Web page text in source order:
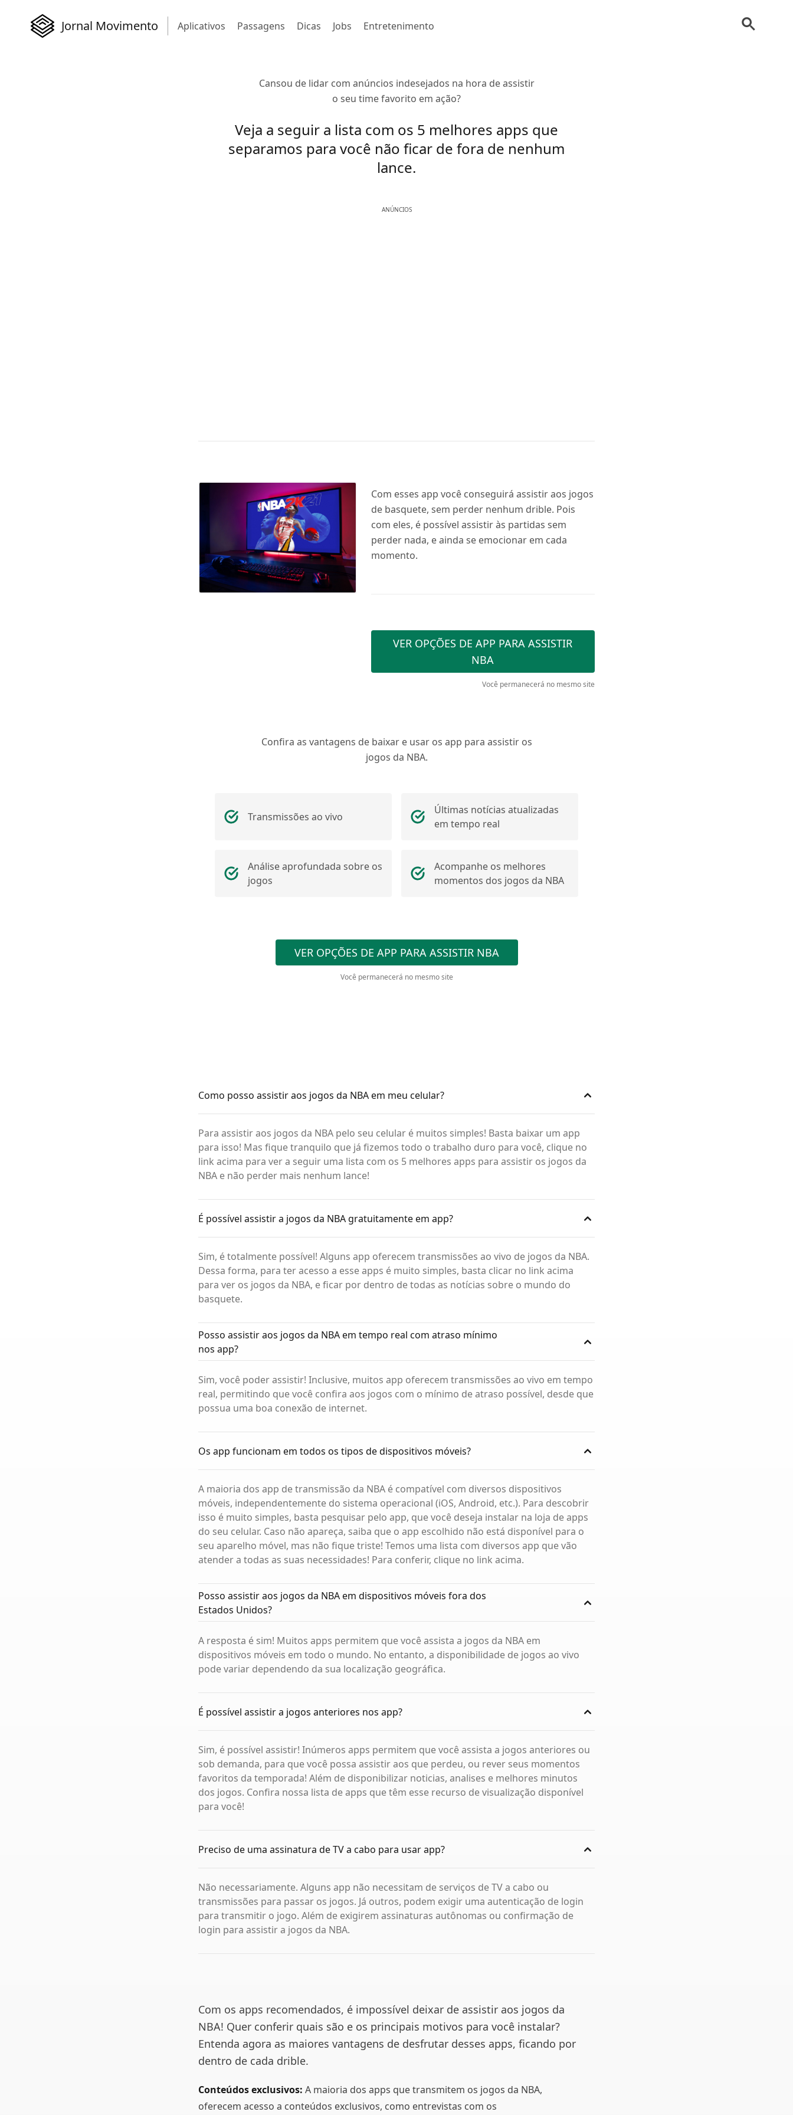
Jornal Movimento Aplicativos Passagens Dicas Jobs Entretenimento
Cansou de lidar com anúncios indesejados na hora de assistir
o seu time favorito em ação?
Veja a seguir a lista com os 5 melhores apps que
separamos para você não ficar de fora de nenhum
lance.
ANÚNCIOS
Com esses app você conseguirá assistir aos jogos
de basquete, sem perder nenhum drible. Pois
com eles, é possível assistir às partidas sem
perder nada, e ainda se emocionar em cada
momento.
VER OPÇÕES DE APP PARA ASSISTIR
NBA
Você permanecerá no mesmo site
Confira as vantagens de baixar e usar os app para assistir os
jogos da NBA.
Transmissões ao vivo
Últimas notícias atualizadas
em tempo real
Análise aprofundada sobre os
jogos
Acompanhe os melhores
momentos dos jogos da NBA
VER OPÇÕES DE APP PARA ASSISTIR NBA
Você permanecerá no mesmo site
Como posso assistir aos jogos da NBA em meu celular?
Para assistir aos jogos da NBA pelo seu celular é muitos simples! Basta baixar um app
para isso! Mas fique tranquilo que já fizemos todo o trabalho duro para você, clique no
link acima para ver a seguir uma lista com os 5 melhores apps para assistir os jogos da
NBA e não perder mais nenhum lance!
É possível assistir a jogos da NBA gratuitamente em app?
Sim, é totalmente possível! Alguns app oferecem transmissões ao vivo de jogos da NBA.
Dessa forma, para ter acesso a esse apps é muito simples, basta clicar no link acima
para ver os jogos da NBA, e ficar por dentro de todas as notícias sobre o mundo do
basquete.
Posso assistir aos jogos da NBA em tempo real com atraso mínimo
nos app?
Sim, você poder assistir! Inclusive, muitos app oferecem transmissões ao vivo em tempo
real, permitindo que você confira aos jogos com o mínimo de atraso possível, desde que
possua uma boa conexão de internet.
Os app funcionam em todos os tipos de dispositivos móveis?
A maioria dos app de transmissão da NBA é compatível com diversos dispositivos
móveis, independentemente do sistema operacional (iOS, Android, etc.). Para descobrir
isso é muito simples, basta pesquisar pelo app, que você deseja instalar na loja de apps
do seu celular. Caso não apareça, saiba que o app escolhido não está disponível para o
seu aparelho móvel, mas não fique triste! Temos uma lista com diversos app que vão
atender a todas as suas necessidades! Para conferir, clique no link acima.
Posso assistir aos jogos da NBA em dispositivos móveis fora dos
Estados Unidos?
A resposta é sim! Muitos apps permitem que você assista a jogos da NBA em
dispositivos móveis em todo o mundo. No entanto, a disponibilidade de jogos ao vivo
pode variar dependendo da sua localização geográfica.
É possível assistir a jogos anteriores nos app?
Sim, é possível assistir! Inúmeros apps permitem que você assista a jogos anteriores ou
sob demanda, para que você possa assistir aos que perdeu, ou rever seus momentos
favoritos da temporada! Além de disponibilizar noticias, analises e melhores minutos
dos jogos. Confira nossa lista de apps que têm esse recurso de visualização disponível
para você!
Preciso de uma assinatura de TV a cabo para usar app?
Não necessariamente. Alguns app não necessitam de serviços de TV a cabo ou
transmissões para passar os jogos. Já outros, podem exigir uma autenticação de login
para transmitir o jogo. Além de exigirem assinaturas autônomas ou confirmação de
login para assistir a jogos da NBA.
Com os apps recomendados, é impossível deixar de assistir aos jogos da
NBA! Quer conferir quais são e os principais motivos para você instalar?
Entenda agora as maiores vantagens de desfrutar desses apps, ficando por
dentro de cada drible.
Conteúdos exclusivos: A maioria dos apps que transmitem os jogos da NBA,
oferecem acesso a conteúdos exclusivos, como entrevistas com os